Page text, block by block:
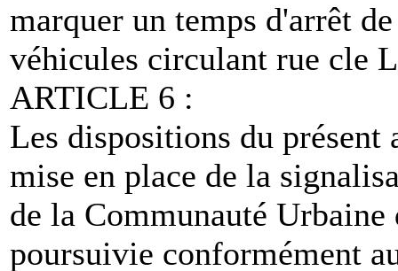
marquer un temps d'arrêt
véhicules circulant rue cle
ARTICLE 6 :
Les dispositions du présent
mise en place de la
de la Communauté
poursuivie conformément